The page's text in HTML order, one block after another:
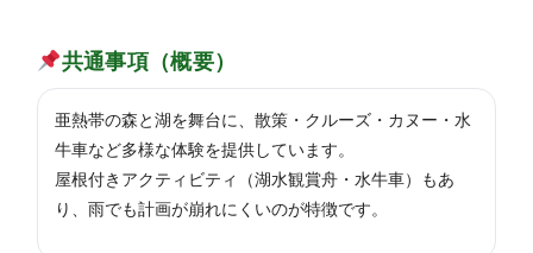
共通事項（概要）
亜熱帯の森と湖を舞台に、散策・クルーズ・カヌー・水
牛車など多様な体験を提供しています。
屋根付きアクティビティ（湖水観賞舟・水牛車）もあ
り、雨でも計画が崩れにくいのが特徴です。